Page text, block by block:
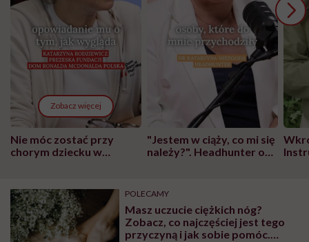
Zobacz więcej
Nie móc zostać przy
chorym dziecku w
może chyba tylko
głupota i brak
wyobraźni"
"Jestem w ciąży, co mi się
należy?". Headhunter o
pracy
POLECAMY
Masz uczucie ciężkich nóg?
Zobacz, co najczęściej jest tego
przyczyną i jak sobie pomóc.